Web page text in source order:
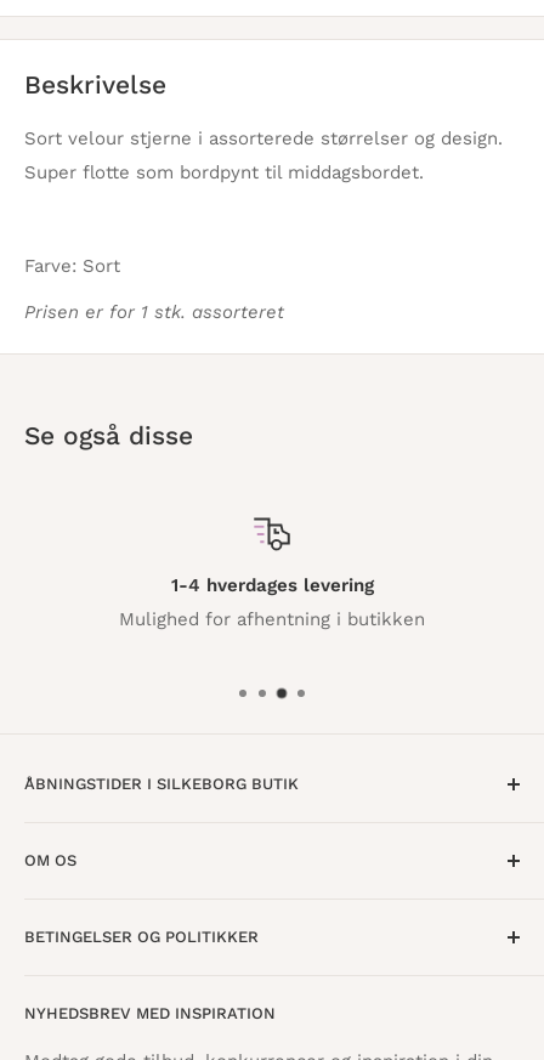
Beskrivelse
Sort velour stjerne i assorterede størrelser og design.
Super flotte som bordpynt til middagsbordet.
Farve: Sort
Prisen er for 1 stk. assorteret
Se også disse
1-4 hverdages levering
Mulighed for afhentning i butikken
ÅBNINGSTIDER I SILKEBORG BUTIK
Fredag · 10:00 - 18:00
Vestergade 8
OM OS
Find butik
BETINGELSER OG POLITIKKER
Tilbagebetalingspolitik
NYHEDSBREV MED INSPIRATION